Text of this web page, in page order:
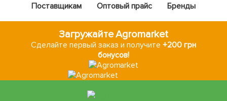
Поставщикам
Оптовый прайс Бренды
Загружайте Agromarket
Сделайте первый заказ и получите +200 грн
бонусов!